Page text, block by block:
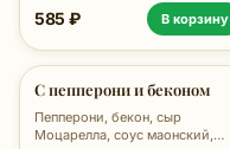
585 ₽ В корзину
С пепперони и беконом
Пепперони, бекон, сыр
Моцарелла, соус маонский,